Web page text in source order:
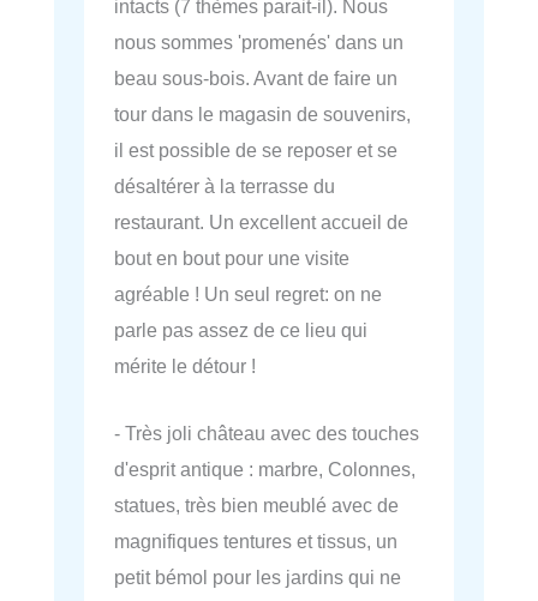
intacts (7 thèmes parait-il). Nous
nous sommes 'promenés' dans un
beau sous-bois. Avant de faire un
tour dans le magasin de souvenirs,
il est possible de se reposer et se
désaltérer à la terrasse du
restaurant. Un excellent accueil de
bout en bout pour une visite
agréable ! Un seul regret: on ne
parle pas assez de ce lieu qui
mérite le détour !
- Très joli château avec des touches
d'esprit antique : marbre, Colonnes,
statues, très bien meublé avec de
magnifiques tentures et tissus, un
petit bémol pour les jardins qui ne